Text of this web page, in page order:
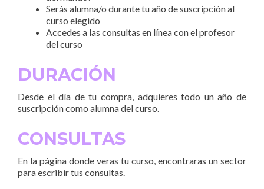
Serás alumna/o durante tu año de suscripción al
curso elegido
Accedes a las consultas en línea con el profesor
del curso
DURACIÓN
Desde el día de tu compra, adquieres todo un año de
suscripción como alumna del curso.
CONSULTAS
En la página donde veras tu curso, encontraras un sector
para escribir tus consultas.